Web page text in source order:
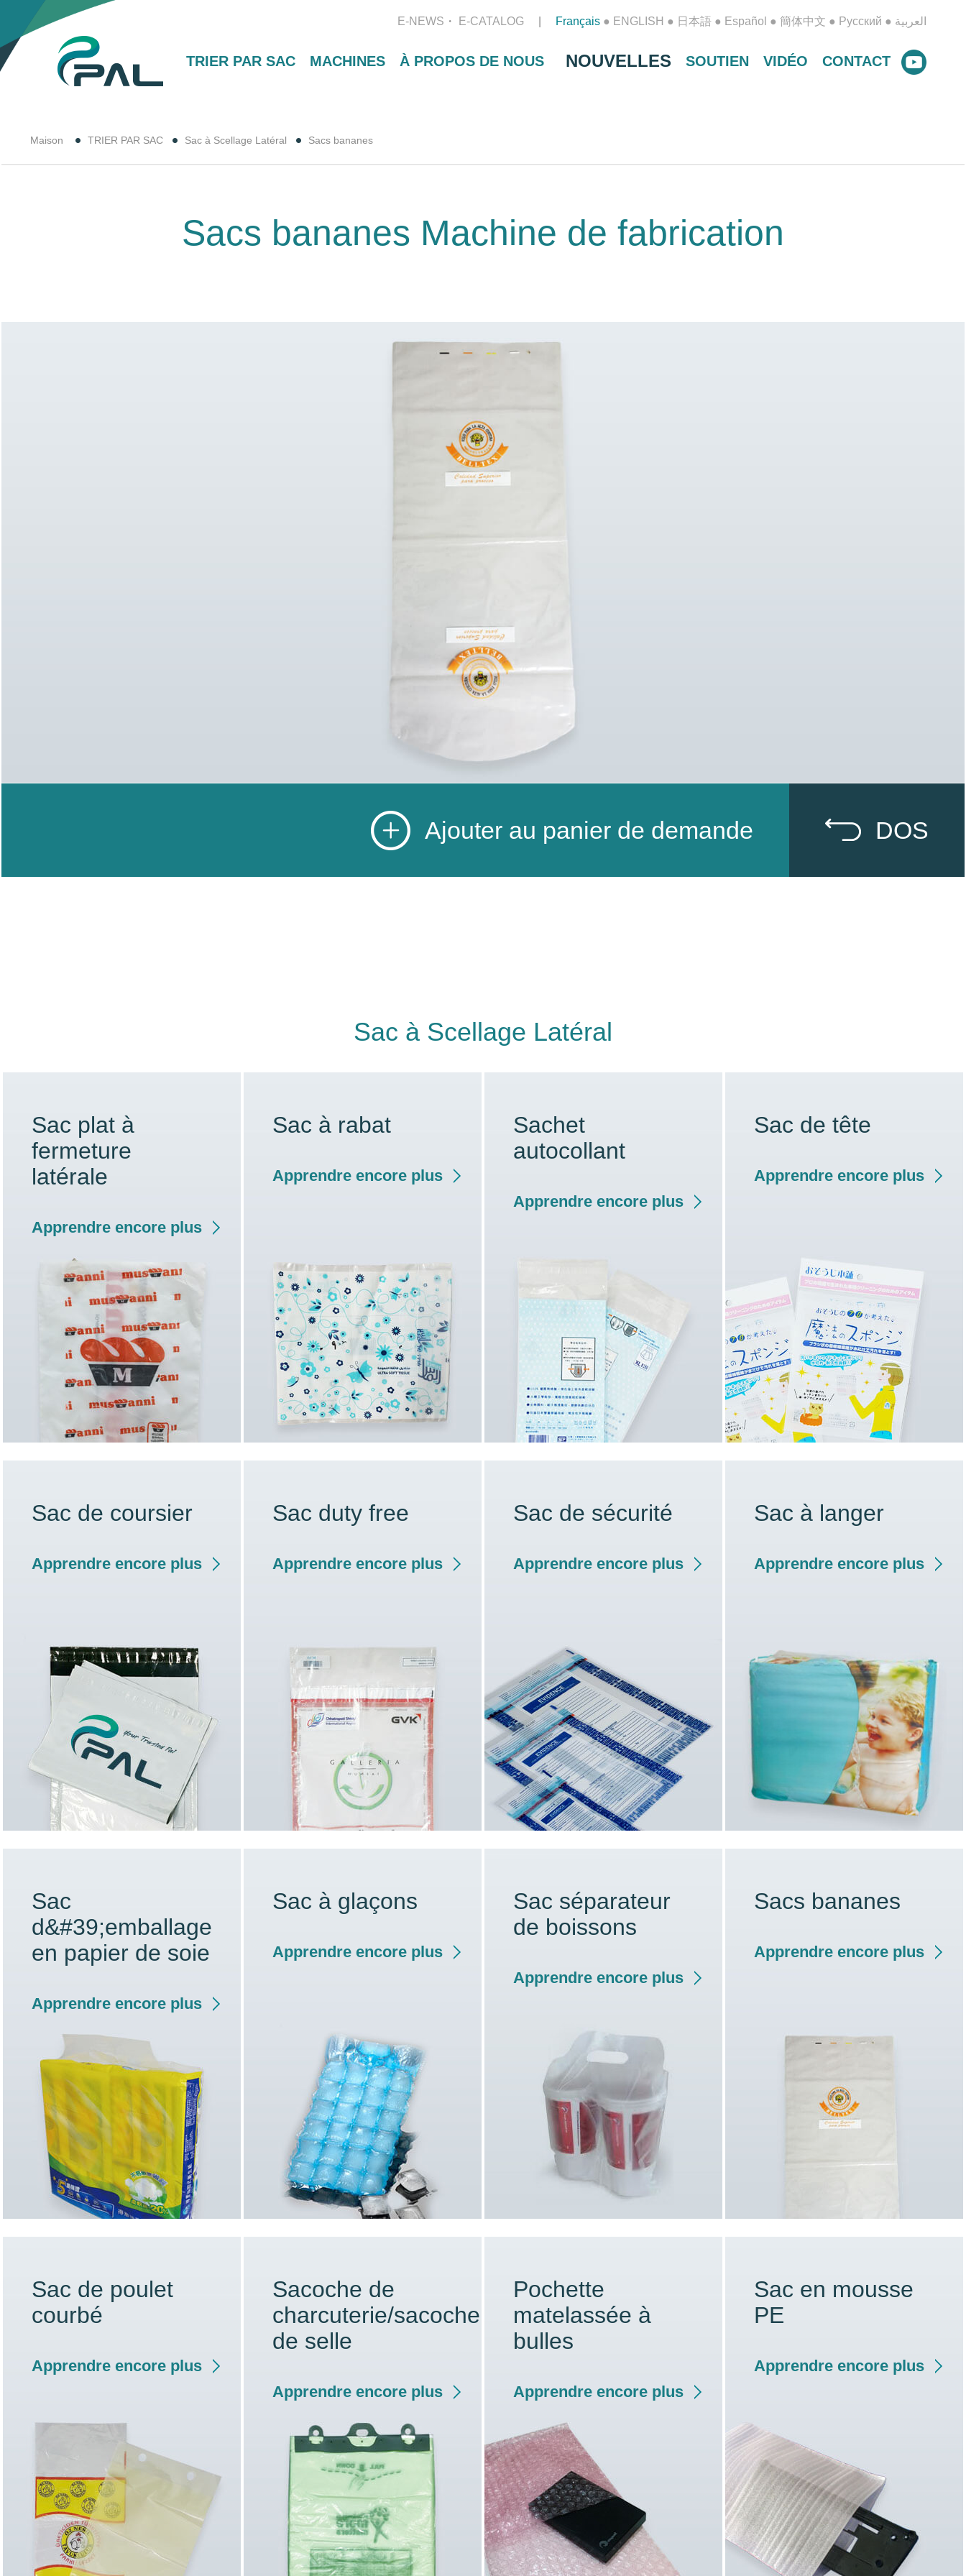
Français ● ENGLISH ● 日本語 ● Español ● 簡体中文 ● Русский ● العربية E-NEWS E-CATALOG
TRIER PAR SAC MACHINES À PROPOS DE NOUS NOUVELLES SOUTIEN VIDÉO CONTACT
Maison TRIER PAR SAC Sac à Scellage Latéral Sacs bananes
Sacs bananes Machine de fabrication
DOS
Ajouter au panier de demande
Sac à Scellage Latéral
Sac plat à
fermeture
latérale
Apprendre encore plus
Sac à rabat
Apprendre encore plus
Sachet
autocollant
Apprendre encore plus
Sac de tête
Apprendre encore plus
Sac de coursier
Apprendre encore plus
Sac duty free
Apprendre encore plus
Sac de sécurité
Apprendre encore plus
Sac à langer
Apprendre encore plus
Sac
d&#39;emballage
en papier de soie
Apprendre encore plus
Sac à glaçons
Apprendre encore plus
Sac séparateur
de boissons
Apprendre encore plus
Sacs bananes
Apprendre encore plus
Sac de poulet
courbé
Apprendre encore plus
Sacoche de
charcuterie/sacoche
de selle
Apprendre encore plus
Pochette
matelassée à
bulles
Apprendre encore plus
Sac en mousse
PE
Apprendre encore plus